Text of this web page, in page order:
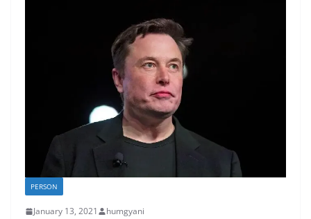
PERSON
January 13, 2021 humgyani